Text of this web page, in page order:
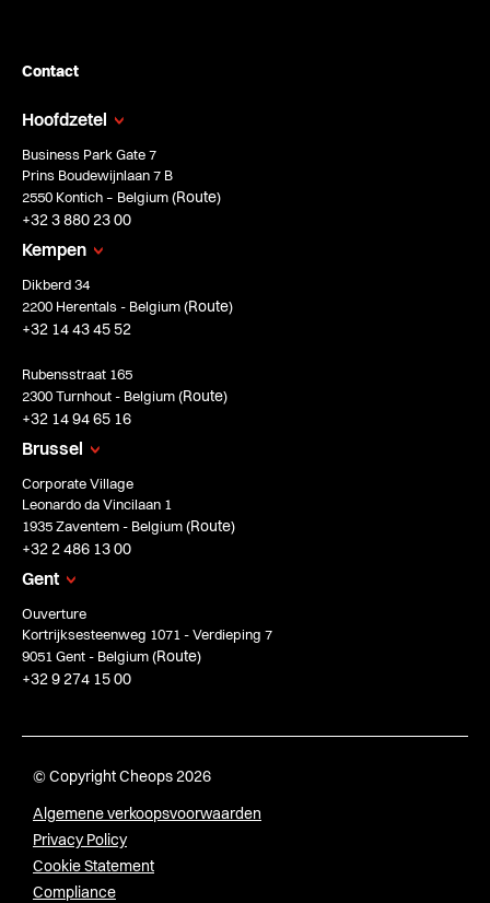
Contact
Hoofdzetel
Business Park Gate 7
Prins Boudewijnlaan 7 B
2550 Kontich – Belgium (Route)
+32 3 880 23 00
Kempen
Dikberd 34
2200 Herentals - Belgium (Route)
+32 14 43 45 52
Rubensstraat 165
2300 Turnhout - Belgium (Route)
+32 14 94 65 16
Brussel
Corporate Village
Leonardo da Vincilaan 1
1935 Zaventem - Belgium (Route)
+32 2 486 13 00
Gent
Ouverture
Kortrijksesteenweg 1071 - Verdieping 7
9051 Gent - Belgium (Route)
+32 9 274 15 00
© Copyright Cheops 2026
Algemene verkoopsvoorwaarden
Privacy Policy
Cookie Statement
Compliance